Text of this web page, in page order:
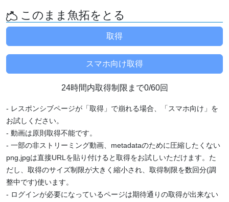
このまま魚拓をとる
24時間内取得制限まで0/60回
- レスポンシブページが「取得」で崩れる場合、「スマホ向け」を
お試しください。
- 動画は原則取得不能です。
- 一部の非ストリーミング動画、metadataのために圧縮したくない
png,jpgは直接URLを貼り付けると取得をお試しいただけます。た
だし、取得のサイズ制限が大きく縮小され、取得制限を数回分(調
整中です)使います。
- ログインが必要になっているページは期待通りの取得が出来ない